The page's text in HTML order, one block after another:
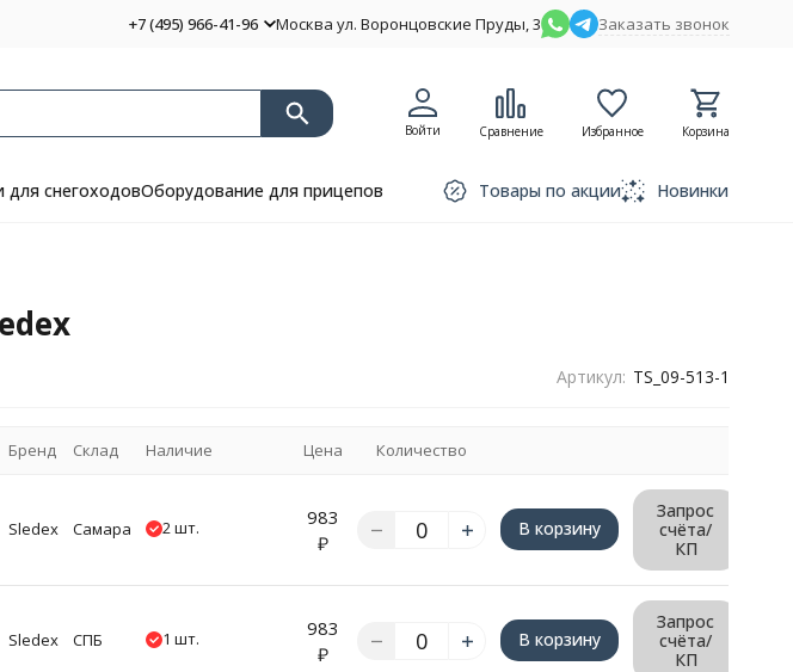
+7 (495) 966-41-96 Москва ул. Воронцовские Пруды, 3 Заказать звонок
Войти Сравнение Избранное Корзина
для снегоходовОборудование для прицепов Товары по акции Новинки
Артикул: TS_09-513-1
Бренд Склад Наличие Цена Количество
Sledex Самара 2 шт.
983
₽
В корзину
Запрос
счёта/
КП
Sledex СПБ 1 шт.
983
₽
В корзину
Запрос
счёта/
КП